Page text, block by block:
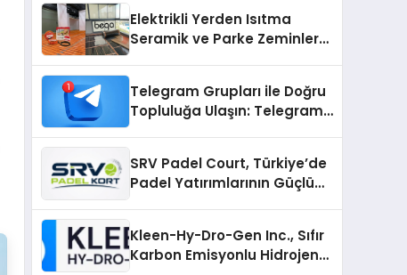
Elektrikli Yerden Isıtma
Seramik ve Parke Zeminler
Telegram Grupları ile Doğru
Topluluğa Ulaşın: Telegram
SRV Padel Court, Türkiye’de
Padel Yatırımlarının Güçlü
Kleen-Hy-Dro-Gen Inc., Sıfır
Karbon Emisyonlu Hidrojen